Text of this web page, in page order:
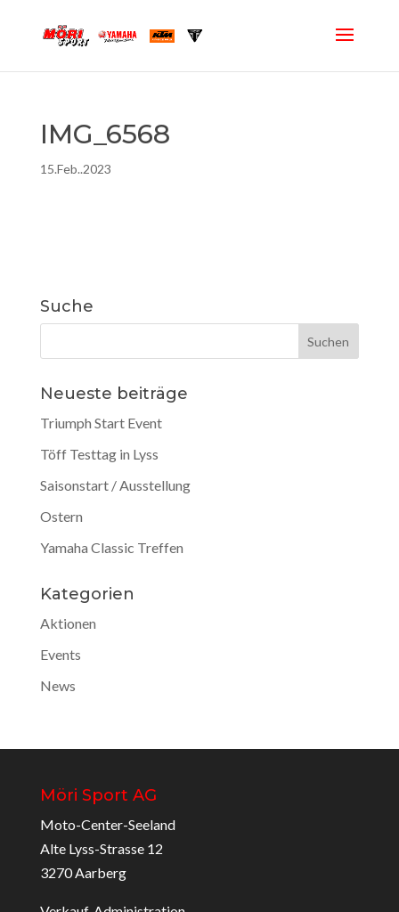
IMG_6568
15.Feb..2023
Suche
Neueste beiträge
Triumph Start Event
Töff Testtag in Lyss
Saisonstart / Ausstellung
Ostern
Yamaha Classic Treffen
Kategorien
Aktionen
Events
News
Möri Sport AG
Moto-Center-Seeland
Alte Lyss-Strasse 12
3270 Aarberg